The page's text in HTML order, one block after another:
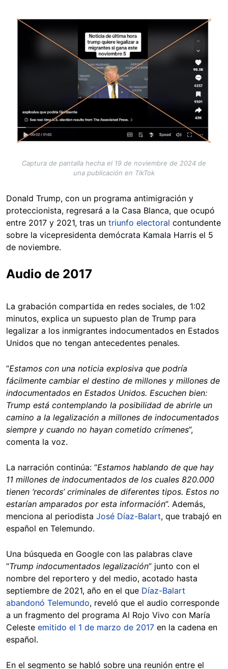
Image
Captura de pantalla hecha el 19 de noviembre de 2024 de
una publicación en TikTok
Donald Trump, con un programa antimigración y
proteccionista, regresará a la Casa Blanca, que ocupó
entre 2017 y 2021, tras un triunfo electoral contundente
sobre la vicepresidenta demócrata Kamala Harris el 5
de noviembre.
Audio de 2017
La grabación compartida en redes sociales, de 1:02
minutos, explica un supuesto plan de Trump para
legalizar a los inmigrantes indocumentados en Estados
Unidos que no tengan antecedentes penales.
“Estamos con una noticia explosiva que podría
fácilmente cambiar el destino de millones y millones de
indocumentados en Estados Unidos. Escuchen bien:
Trump está contemplando la posibilidad de abrirle un
camino a la legalización a millones de indocumentados
siempre y cuando no hayan cometido crímenes”,
comenta la voz.
La narración continúa: “Estamos hablando de que hay
11 millones de indocumentados de los cuales 820.000
tienen ‘records’ criminales de diferentes tipos. Estos no
estarían amparados por esta información”. Además,
menciona al periodista José Díaz-Balart, que trabajó en
español en Telemundo.
Una búsqueda en Google con las palabras clave
“Trump indocumentados legalización” junto con el
nombre del reportero y del medio, acotado hasta
septiembre de 2021, año en el que Díaz-Balart
abandonó Telemundo, reveló que el audio corresponde
a un fragmento del programa Al Rojo Vivo con María
Celeste emitido el 1 de marzo de 2017 en la cadena en
español.
En el segmento se habló sobre una reunión entre el